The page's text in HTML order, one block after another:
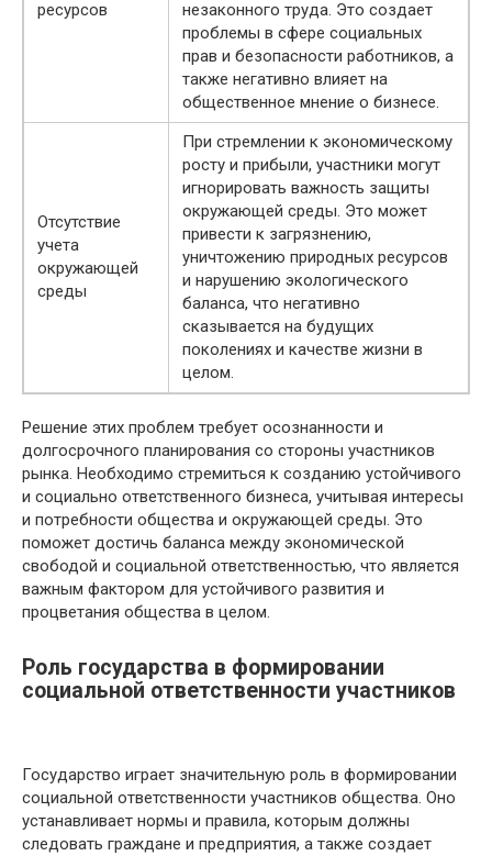
ресурсов
незаконного труда. Это создает
проблемы в сфере социальных
прав и безопасности работников, а
также негативно влияет на
общественное мнение о бизнесе.
Отсутствие
учета
окружающей
среды
При стремлении к экономическому
росту и прибыли, участники могут
игнорировать важность защиты
окружающей среды. Это может
привести к загрязнению,
уничтожению природных ресурсов
и нарушению экологического
баланса, что негативно
сказывается на будущих
поколениях и качестве жизни в
целом.
Решение этих проблем требует осознанности и
долгосрочного планирования со стороны участников
рынка. Необходимо стремиться к созданию устойчивого
и социально ответственного бизнеса, учитывая интересы
и потребности общества и окружающей среды. Это
поможет достичь баланса между экономической
свободой и социальной ответственностью, что является
важным фактором для устойчивого развития и
процветания общества в целом.
Роль государства в формировании
социальной ответственности участников
Государство играет значительную роль в формировании
социальной ответственности участников общества. Оно
устанавливает нормы и правила, которым должны
следовать граждане и предприятия, а также создает